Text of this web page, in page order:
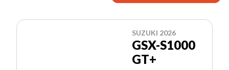
SUZUKI 2026
GSX-S1000
GT+